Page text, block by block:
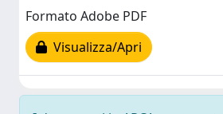
Formato Adobe PDF
Visualizza/Apri